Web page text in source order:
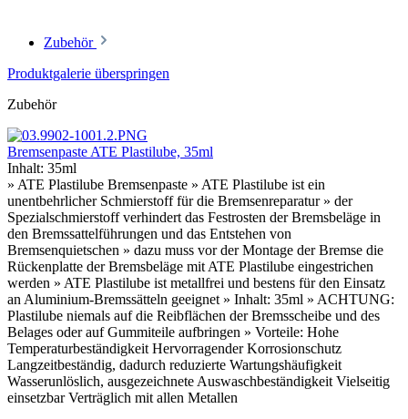
Zubehör
Produktgalerie überspringen
Zubehör
Bremsenpaste ATE Plastilube, 35ml
Inhalt: 35ml
» ATE Plastilube Bremsenpaste » ATE Plastilube ist ein
unentbehrlicher Schmierstoff für die Bremsenreparatur » der
Spezialschmierstoff verhindert das Festrosten der Bremsbeläge in
den Bremssattelführungen und das Entstehen von
Bremsenquietschen » dazu muss vor der Montage der Bremse die
Rückenplatte der Bremsbeläge mit ATE Plastilube eingestrichen
werden » ATE Plastilube ist metallfrei und bestens für den Einsatz
an Aluminium-Bremssätteln geeignet » Inhalt: 35ml » ACHTUNG:
Plastilube niemals auf die Reibflächen der Bremsscheibe und des
Belages oder auf Gummiteile aufbringen » Vorteile: Hohe
Temperaturbeständigkeit Hervorragender Korrosionschutz
Langzeitbeständig, dadurch reduzierte Wartungshäufigkeit
Wasserunlöslich, ausgezeichnete Auswaschbeständigkeit Vielseitig
einsetzbar Verträglich mit allen Metallen